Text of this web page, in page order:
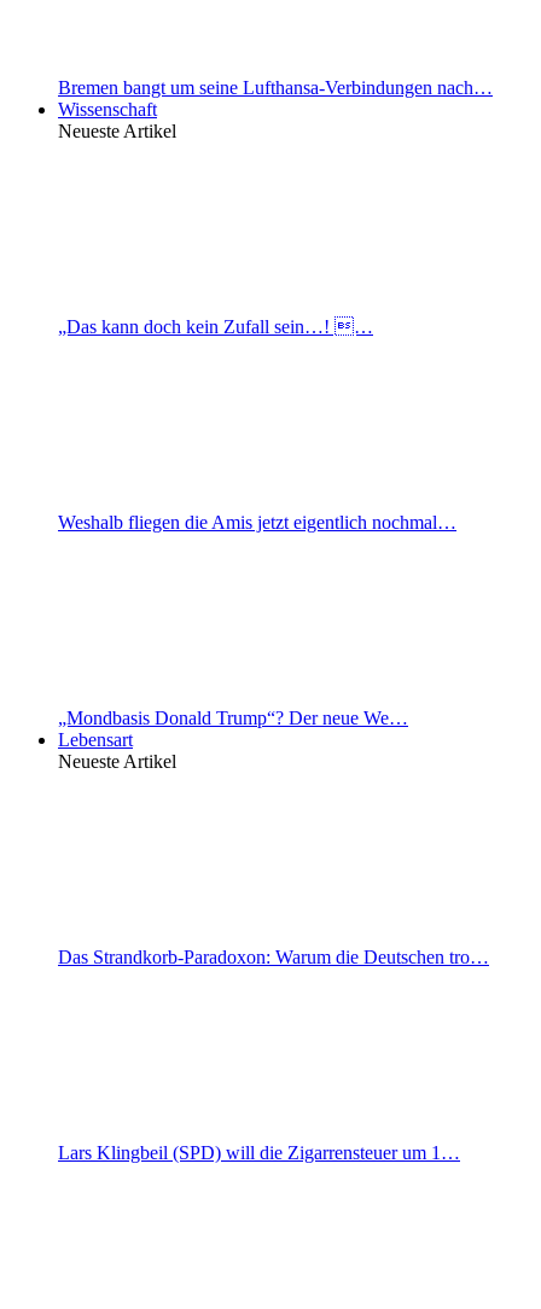
Bremen bangt um seine Lufthansa-Verbindungen nach…
Wissenschaft
Neueste Artikel
„Das kann doch kein Zufall sein…! …
Weshalb fliegen die Amis jetzt eigentlich nochmal…
„Mondbasis Donald Trump“? Der neue We…
Lebensart
Neueste Artikel
Das Strandkorb-Paradoxon: Warum die Deutschen tro…
Lars Klingbeil (SPD) will die Zigarrensteuer um 1…